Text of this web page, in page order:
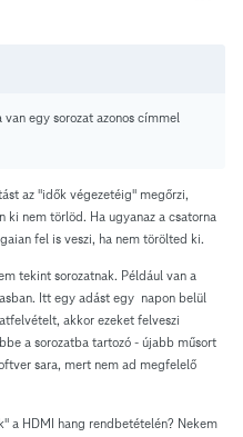
egy sorozat azonos címmel
az "idők végezetéig" megőrzi,
ki nem törlöd. Ha ugyanaz a csatorna
fel is veszi, ha nem törölted ki.
tekint sorozatnak. Például van a
Itt egy adást egy napon belül
akkor ezeket felveszi
a sorozatba tartozó - újabb műsort
sara, mert nem ad megfelelő
a HDMI hang rendbetételén? Nekem